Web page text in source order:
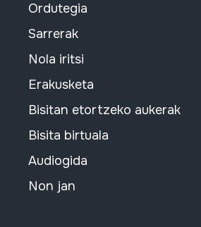
Ordutegia
Sarrerak
Nola iritsi
Erakusketa
Bisitan etortzeko aukerak
Bisita birtuala
Audiogida
Non jan